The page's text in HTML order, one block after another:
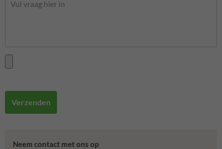
Verzenden
Neem contact met ons op